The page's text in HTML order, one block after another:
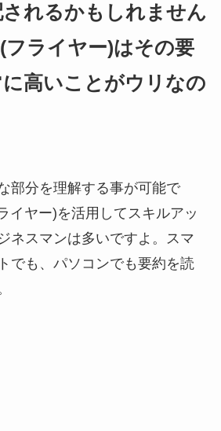
れるかもしれません
ライヤー)はその要
高いことがウリなの
部分を理解する事が可能で
イヤー)を活用してスキルアッ
ネスマンは多いですよ。スマ
でも、パソコンでも要約を読